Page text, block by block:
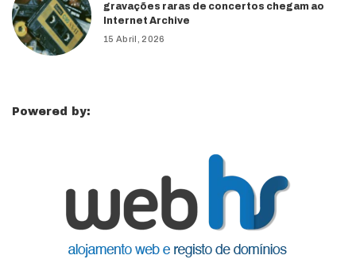
gravações raras de concertos chegam ao
Internet Archive
15 Abril, 2026
Powered by: